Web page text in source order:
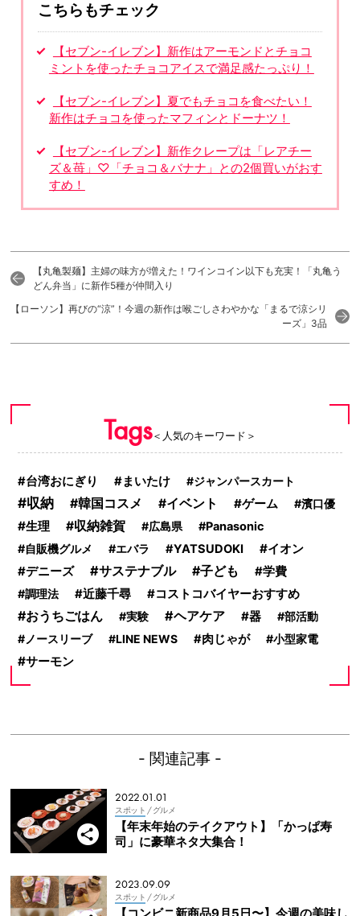
こちらもチェック
【セブン-イレブン】新作はアーモンドとチョコ
ミントを使ったチョコアイスで満足感たっぷり！
【セブン-イレブン】夏でもチョコを食べたい！
新作はチョコを使ったマフィンとドーナツ！
【セブン-イレブン】新作クレープは「レアチー
ズ＆苺」♡「チョコ＆バナナ」との2個買いがおす
すめ！
【丸亀製麺】主婦の味方が増えた！ワインコイン以下も充実！「丸亀う
どん弁当」に新作5種が仲間入り
【ローソン】再びの“涼”！今週の新作は喉ごしさわやかな「まるで涼シリ
ーズ」3品
Tags＜人気のキーワード＞
台湾おにぎり まいたけ ジャンパースカート
収納 韓国コスメ イベント ゲーム 濱口優
生理 収納雑賀 広島県 Panasonic
自販機グルメ エバラ YATSUDOKI イオン
デニーズ サステナブル 子ども 学費
調理法 近藤千尋 コストコバイヤーおすすめ
おうちごはん 実験 ヘアケア 器
部活動
ノースリーブ
LINE NEWS 肉じゃが 小型家電
サーモン
- 関連記事 -
2022.01.01
スポット / グルメ
【年末年始のテイクアウト】「かっぱ寿
司」に豪華ネタ大集合！
2023.09.09
スポット / グルメ
【コンビニ新商品9月5日〜】今週の美味し